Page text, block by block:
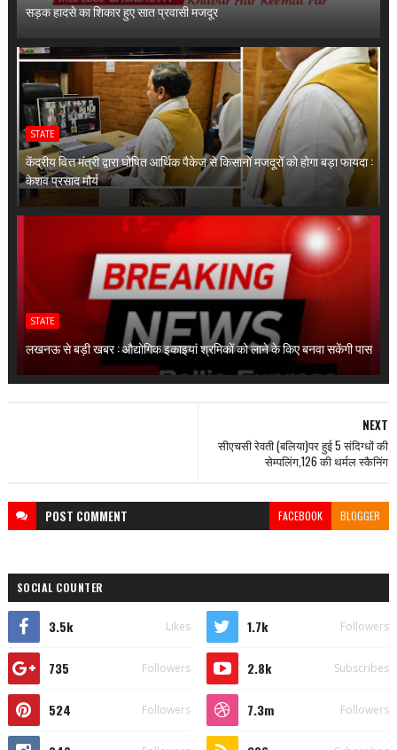
सड़क हादसे का शिकार हुए सात प्रवासी मजदूर
STATE
केंद्रीय वित्त मंत्री द्वारा घोषित आर्थिक पैकेज से किसानों मजदूरों को होगा बड़ा फायदा :
केशव प्रसाद मौर्य
STATE
लखनऊ से बड़ी खबर : औद्योगिक इकाइयां श्रमिकों को लाने के किए बनवा सकेंगी पास
NEXT
सीएचसी रेवती (बलिया)पर हुई 5 संदिग्धों की
सेम्पलिंग,126 की थर्मल स्कैनिंग
POST COMMENT FACEBOOK BLOGGER
SOCIAL COUNTER
3.5k Likes 1.7k Followers
735 Followers 2.8k Subscribes
524 Followers 7.3m Followers